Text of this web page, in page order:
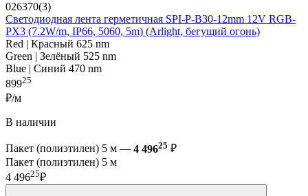
026370(3)
Светодиодная лента герметичная SPI-P-B30-12mm 12V RGB-
PX3 (7.2W/m, IP66, 5060, 5m) (Arlight, бегущий огонь)
Red | Красный 625 nm
Green | Зелёный 525 nm
Blue | Синий 470 nm
89925
₽/м
В наличии
Пакет (полиэтилен) 5 м — 4 49625 ₽
Пакет (полиэтилен) 5 м
4 49625₽